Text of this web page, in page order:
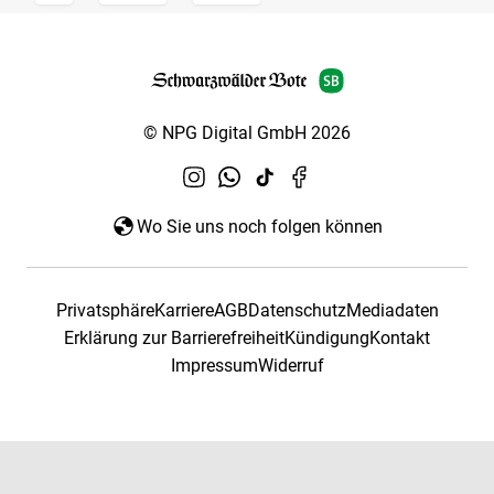
© NPG Digital GmbH 2026
Wo Sie uns noch folgen können
PrivatsphäreKarriereAGBDatenschutzMediadaten
Erklärung zur BarrierefreiheitKündigungKontakt
ImpressumWiderruf